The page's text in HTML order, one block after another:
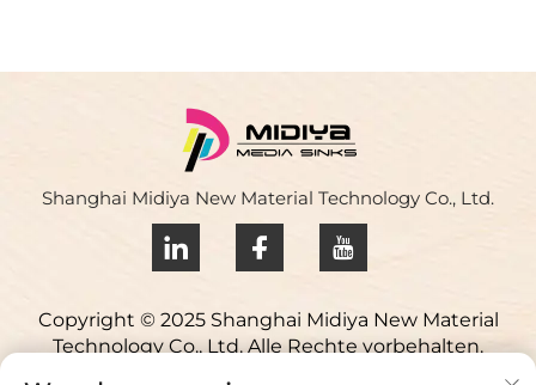
Shanghai Midiya New Material Technology Co., Ltd.
Copyright © 2025 Shanghai Midiya New Material
Technology Co., Ltd. Alle Rechte vorbehalten.